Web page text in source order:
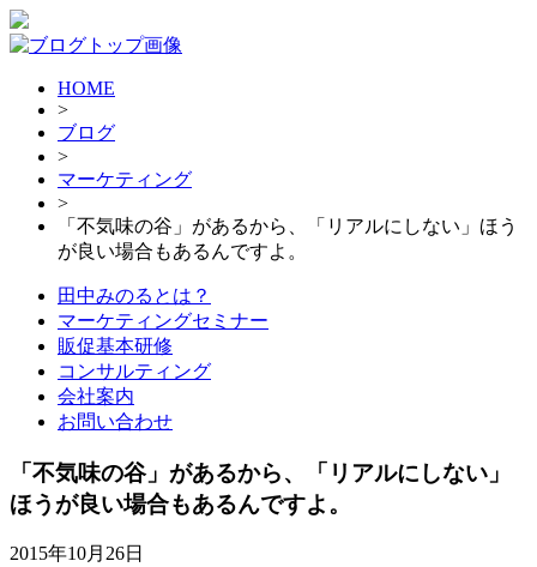
HOME
>
ブログ
>
マーケティング
>
「不気味の谷」があるから、「リアルにしない」ほう
が良い場合もあるんですよ。
田中みのるとは？
マーケティングセミナー
販促基本研修
コンサルティング
会社案内
お問い合わせ
「不気味の谷」があるから、「リアルにしない」
ほうが良い場合もあるんですよ。
2015年10月26日